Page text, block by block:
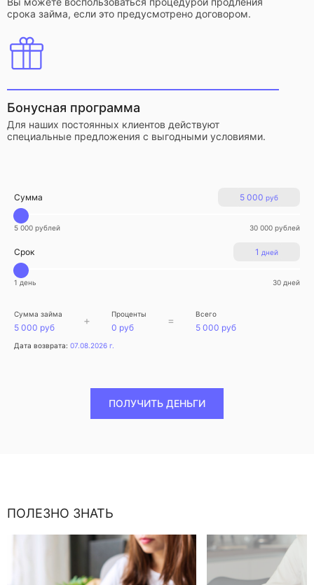
срока займа, если это предусмотрено договором.
Бонусная программа
Для наших постоянных клиентов действуют
специальные предложения с выгодными условиями.
5 000 руб
Сумма
5 000 рублей 30 000 рублей
1 дней
Срок
1 день 30 дней
Сумма займа
5 000 руб
+ Проценты
0 руб
= Всего
5 000 руб
Дата возврата: 07.08.2026 г.
ПОЛУЧИТЬ ДЕНЬГИ
ПОЛЕЗНО ЗНАТЬ